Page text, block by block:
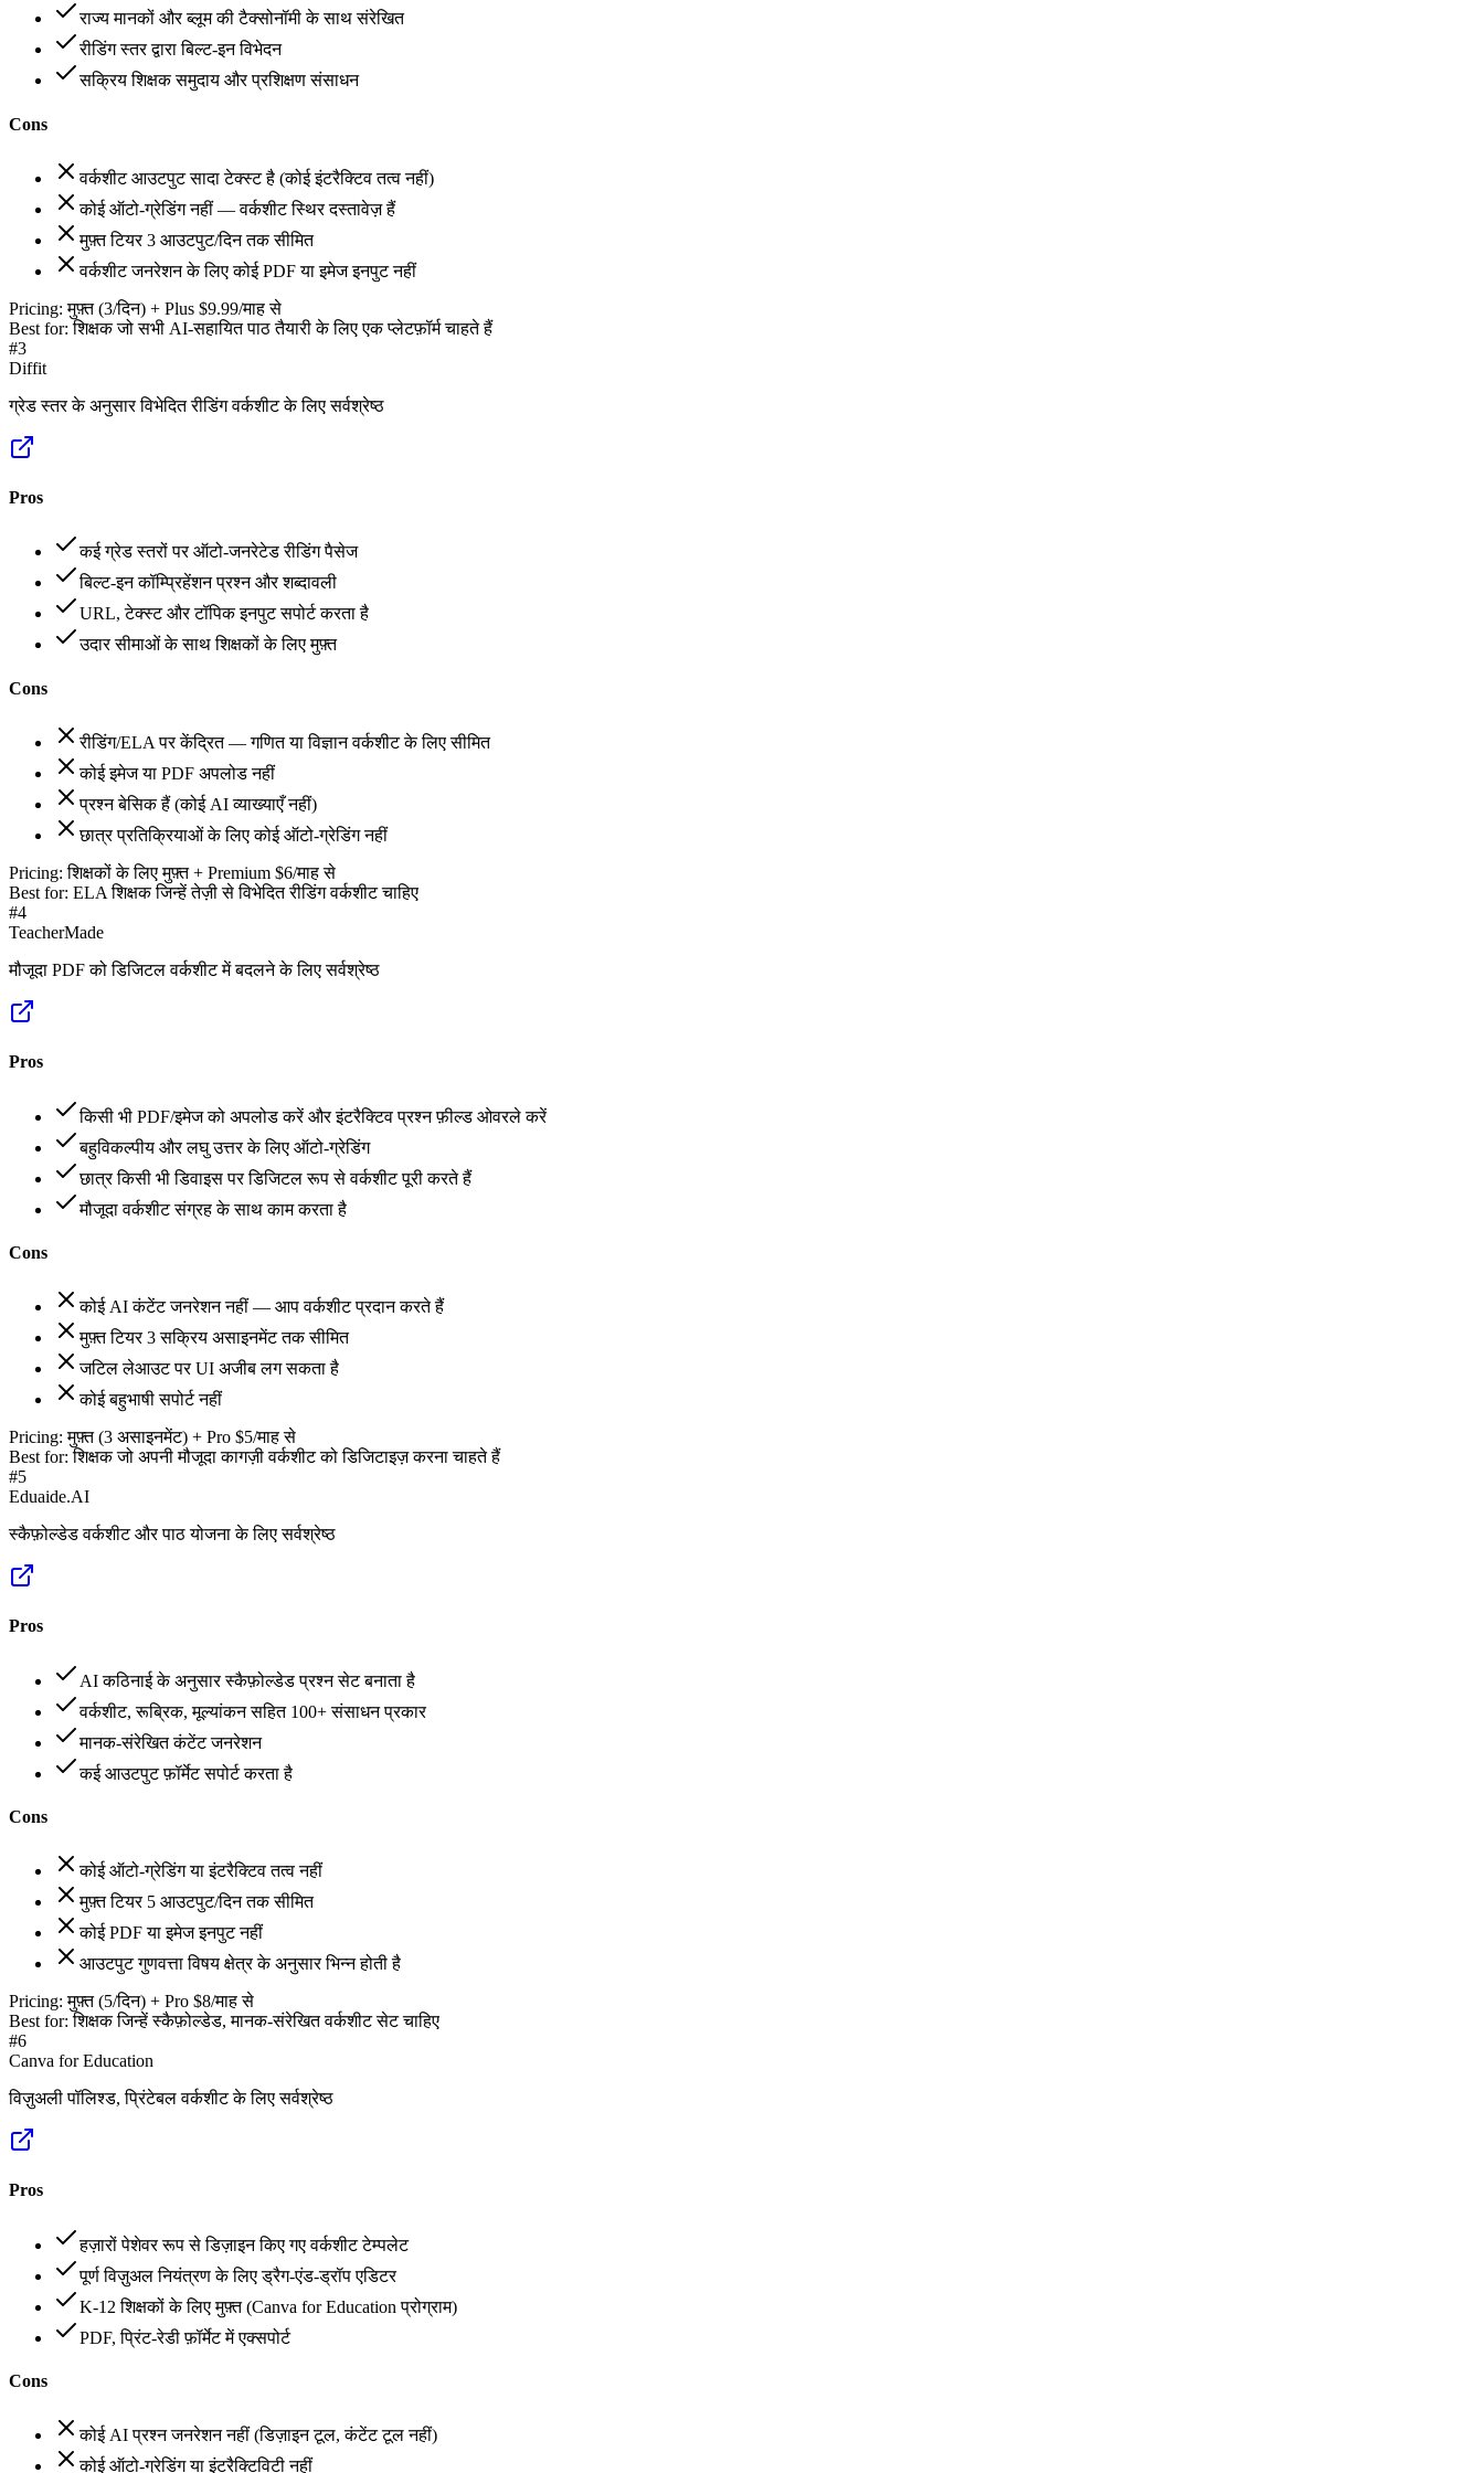
राज्य मानकों और ब्लूम की टैक्सोनॉमी के साथ संरेखित
रीडिंग स्तर द्वारा बिल्ट-इन विभेदन
सक्रिय शिक्षक समुदाय और प्रशिक्षण संसाधन
Cons
वर्कशीट आउटपुट सादा टेक्स्ट है (कोई इंटरैक्टिव तत्व नहीं)
कोई ऑटो-ग्रेडिंग नहीं — वर्कशीट स्थिर दस्तावेज़ हैं
मुफ़्त टियर 3 आउटपुट/दिन तक सीमित
वर्कशीट जनरेशन के लिए कोई PDF या इमेज इनपुट नहीं
Pricing: मुफ़्त (3/दिन) + Plus $9.99/माह से
Best for: शिक्षक जो सभी AI-सहायित पाठ तैयारी के लिए एक प्लेटफ़ॉर्म चाहते हैं
#3
Diffit
ग्रेड स्तर के अनुसार विभेदित रीडिंग वर्कशीट के लिए सर्वश्रेष्ठ
Pros
कई ग्रेड स्तरों पर ऑटो-जनरेटेड रीडिंग पैसेज
बिल्ट-इन कॉम्प्रिहेंशन प्रश्न और शब्दावली
URL, टेक्स्ट और टॉपिक इनपुट सपोर्ट करता है
उदार सीमाओं के साथ शिक्षकों के लिए मुफ़्त
Cons
रीडिंग/ELA पर केंद्रित — गणित या विज्ञान वर्कशीट के लिए सीमित
कोई इमेज या PDF अपलोड नहीं
प्रश्न बेसिक हैं (कोई AI व्याख्याएँ नहीं)
छात्र प्रतिक्रियाओं के लिए कोई ऑटो-ग्रेडिंग नहीं
Pricing: शिक्षकों के लिए मुफ़्त + Premium $6/माह से
Best for: ELA शिक्षक जिन्हें तेज़ी से विभेदित रीडिंग वर्कशीट चाहिए
#4
TeacherMade
मौजूदा PDF को डिजिटल वर्कशीट में बदलने के लिए सर्वश्रेष्ठ
Pros
किसी भी PDF/इमेज को अपलोड करें और इंटरैक्टिव प्रश्न फ़ील्ड ओवरले करें
बहुविकल्पीय और लघु उत्तर के लिए ऑटो-ग्रेडिंग
छात्र किसी भी डिवाइस पर डिजिटल रूप से वर्कशीट पूरी करते हैं
मौजूदा वर्कशीट संग्रह के साथ काम करता है
Cons
कोई AI कंटेंट जनरेशन नहीं — आप वर्कशीट प्रदान करते हैं
मुफ़्त टियर 3 सक्रिय असाइनमेंट तक सीमित
जटिल लेआउट पर UI अजीब लग सकता है
कोई बहुभाषी सपोर्ट नहीं
Pricing: मुफ़्त (3 असाइनमेंट) + Pro $5/माह से
Best for: शिक्षक जो अपनी मौजूदा कागज़ी वर्कशीट को डिजिटाइज़ करना चाहते हैं
#5
Eduaide.AI
स्कैफ़ोल्डेड वर्कशीट और पाठ योजना के लिए सर्वश्रेष्ठ
Pros
AI कठिनाई के अनुसार स्कैफ़ोल्डेड प्रश्न सेट बनाता है
वर्कशीट, रूब्रिक, मूल्यांकन सहित 100+ संसाधन प्रकार
मानक-संरेखित कंटेंट जनरेशन
कई आउटपुट फ़ॉर्मेट सपोर्ट करता है
Cons
कोई ऑटो-ग्रेडिंग या इंटरैक्टिव तत्व नहीं
मुफ़्त टियर 5 आउटपुट/दिन तक सीमित
कोई PDF या इमेज इनपुट नहीं
आउटपुट गुणवत्ता विषय क्षेत्र के अनुसार भिन्न होती है
Pricing: मुफ़्त (5/दिन) + Pro $8/माह से
Best for: शिक्षक जिन्हें स्कैफ़ोल्डेड, मानक-संरेखित वर्कशीट सेट चाहिए
#6
Canva for Education
विज़ुअली पॉलिश्ड, प्रिंटेबल वर्कशीट के लिए सर्वश्रेष्ठ
Pros
हज़ारों पेशेवर रूप से डिज़ाइन किए गए वर्कशीट टेम्पलेट
पूर्ण विज़ुअल नियंत्रण के लिए ड्रैग-एंड-ड्रॉप एडिटर
K-12 शिक्षकों के लिए मुफ़्त (Canva for Education प्रोग्राम)
PDF, प्रिंट-रेडी फ़ॉर्मेट में एक्सपोर्ट
Cons
कोई AI प्रश्न जनरेशन नहीं (डिज़ाइन टूल, कंटेंट टूल नहीं)
कोई ऑटो-ग्रेडिंग या इंटरैक्टिविटी नहीं